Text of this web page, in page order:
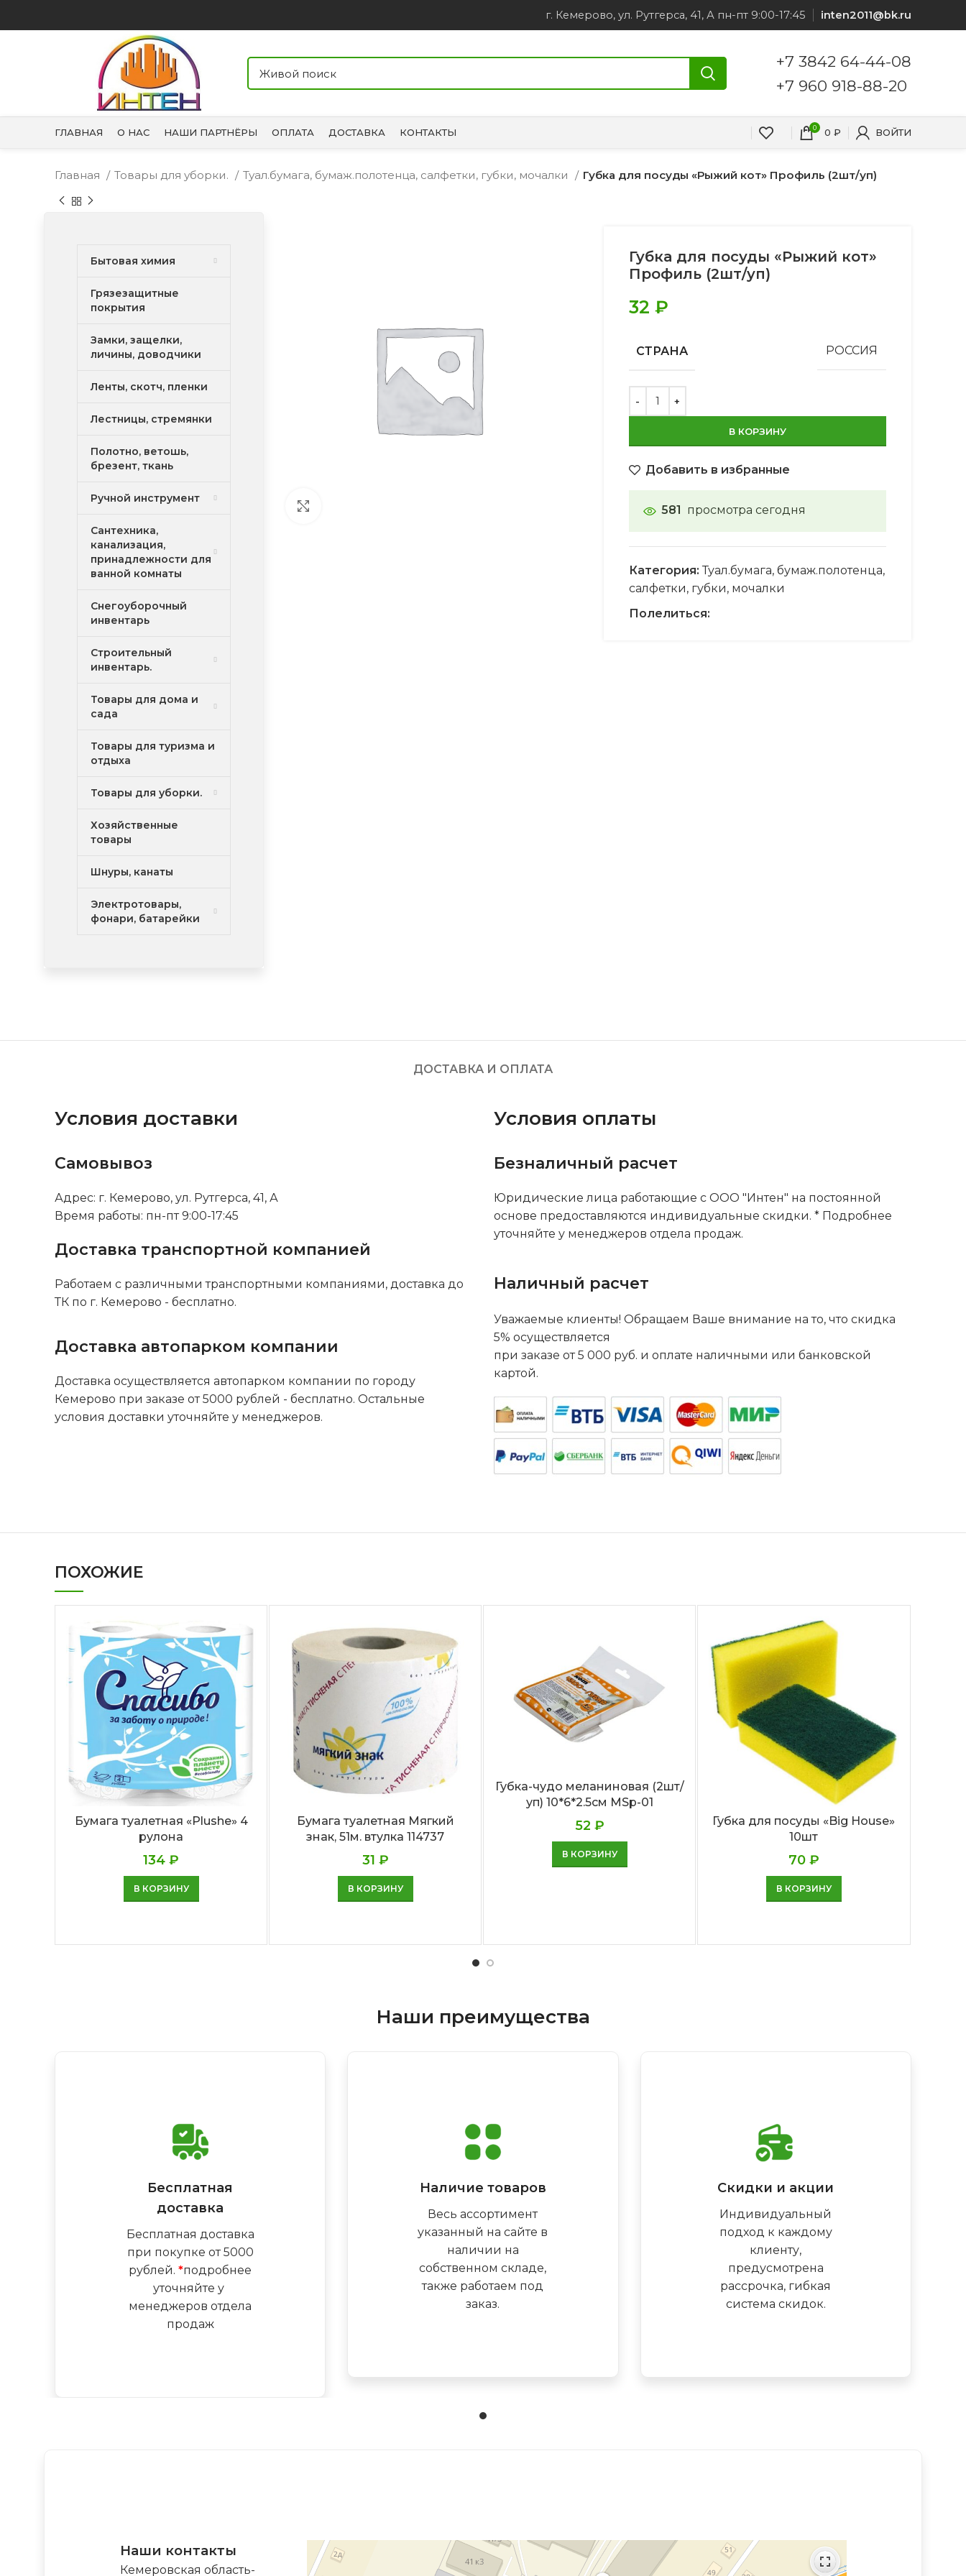
г. Кемерово, ул. Рутгерса, 41, А пн-пт 9:00-17:45 inten2011@bk.ru
+7 3842 64-44-08
+7 960 918-88-20
ГЛАВНАЯ О НАС НАШИ ПАРТНЁРЫ ОПЛАТА ДОСТАВКА КОНТАКТЫ 0 0 ₽ ВОЙТИ
Главная Товары для уборки. Туал.бумага, бумаж.полотенца, салфетки, губки, мочалки Губка для посуды «Рыжий кот» Профиль (2шт/уп)
Губка для посуды «Рыжий кот»
Профиль (2шт/уп)
32 ₽
СТРАНА РОССИЯ
В КОРЗИНУ
Добавить в избранные
581 просмотра сегодня
Категория: Туал.бумага, бумаж.полотенца,
салфетки, губки, мочалки
Полелиться:
Бытовая химия
Грязезащитные
покрытия
Замки, защелки,
личины, доводчики
Ленты, скотч, пленки
Лестницы, стремянки
Полотно, ветошь,
брезент, ткань
Ручной инструмент
Сантехника,
канализация,
принадлежности для
ванной комнаты
Снегоуборочный
инвентарь
Строительный
инвентарь.
Товары для дома и
сада
Товары для туризма и
отдыха
Товары для уборки.
Хозяйственные
товары
Шнуры, канаты
Электротовары,
фонари, батарейки
ДОСТАВКА И ОПЛАТА
Условия доставки
Самовывоз
Адрес: г. Кемерово, ул. Рутгерса, 41, А
Время работы: пн-пт 9:00-17:45
Доставка транспортной компанией
Работаем с различными транспортными компаниями, доставка до
ТК по г. Кемерово - бесплатно.
Доставка автопарком компании
Доставка осуществляется автопарком компании по городу
Кемерово при заказе от 5000 рублей - бесплатно. Остальные
условия доставки уточняйте у менеджеров.
Условия оплаты
Безналичный расчет
Юридические лица работающие с ООО "Интен" на постоянной
основе предоставляются индивидуальные скидки. * Подробнее
уточняйте у менеджеров отдела продаж.
Наличный расчет
Уважаемые клиенты! Обращаем Ваше внимание на то, что скидка
5% осуществляется
при заказе от 5 000 руб. и оплате наличными или банковской
картой.
ПОХОЖИЕ
Бумага туалетная «Plushe» 4
рулона
134₽
В КОРЗИНУ
Бумага туалетная Мягкий
знак, 51м. втулка 114737
31 ₽
В КОРЗИНУ
Губка-чудо меланиновая (2шт/
уп) 10*6*2.5cм MSp-01
52 ₽
В КОРЗИНУ
Губка для посуды «Big House»
10шт
70 ₽
В КОРЗИНУ
Наши преимущества
Бесплатная
доставка
Бесплатная доставка
при покупке от 5000
рублей.*подробнее
уточняйте у
менеджеров отдела
продаж
Наличие товаров
Весь ассортимент
указанный на сайте в
наличии на
собственном складе,
также работаем под
заказ.
Скидки и акции
Индивидуальный
подход к каждому
клиенту,
предусмотрена
рассрочка, гибкая
система скидок.
Наши контакты
Кемеровская область-